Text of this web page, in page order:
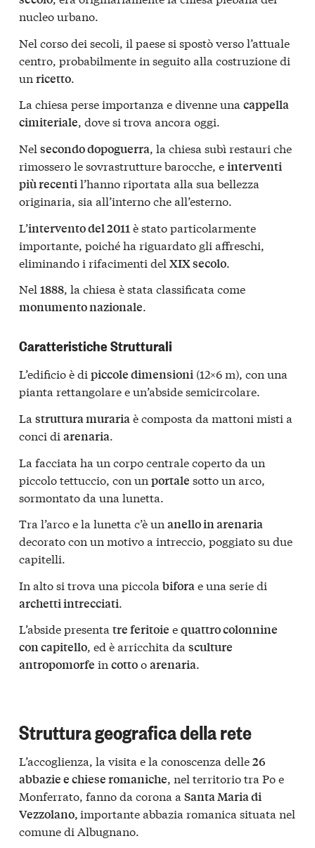
nucleo urbano.
Nel corso dei secoli, il paese si spostò verso l’attuale
centro, probabilmente in seguito alla costruzione di
un ricetto.
La chiesa perse importanza e divenne una cappella
cimiteriale, dove si trova ancora oggi.
Nel secondo dopoguerra, la chiesa subì restauri che
rimossero le sovrastrutture barocche, einterventi
più recentil’hanno riportata alla sua bellezza
originaria, sia all’interno che all’esterno.
L’intervento del 2011è stato particolarmente
importante, poiché ha riguardato gli affreschi,
eliminando i rifacimenti del XIX secolo.
Nel 1888, la chiesa è stata classificata come
monumento nazionale.
Caratteristiche Strutturali
L’edificio è di piccole dimensioni (12×6 m), con una
pianta rettangolare e un’abside semicircolare.
La struttura murariaè composta da mattoni misti a
conci di arenaria.
La facciata ha un corpo centrale coperto da un
piccolo tettuccio, con un portale sotto un arco,
sormontato da una lunetta.
Tra l’arco e la lunetta c’è un anello in arenaria
decorato con un motivo a intreccio, poggiato su due
capitelli.
In alto si trova una piccola biforae una serie di
archetti intrecciati.
L’abside presenta tre feritoie equattro colonnine
con capitello, ed è arricchita da sculture
antropomorfe in cottooarenaria.
Struttura geografica della rete
L’accoglienza, la visita e la conoscenza delle26
abbazie e chiese romaniche, nel territorio tra Po e
Monferrato, fanno da corona a Santa Maria di
Vezzolano,importante abbazia romanica situata nel
comune di Albugnano.